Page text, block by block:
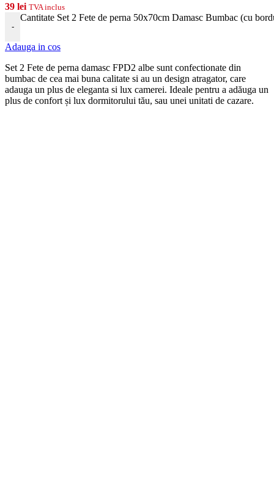
39 lei TVA inclus
-
Cantitate Set 2 Fete de perna 50x70cm Damasc Bumbac (cu
Adauga in cos
Set 2 Fete de perna damasc FPD2 albe sunt confectionate din
bumbac de cea mai buna calitate si au un design atragator, care
adauga un plus de eleganta si lux camerei. Ideale pentru a adăuga un
plus de confort și lux dormitorului tău, sau unei unitati de cazare.